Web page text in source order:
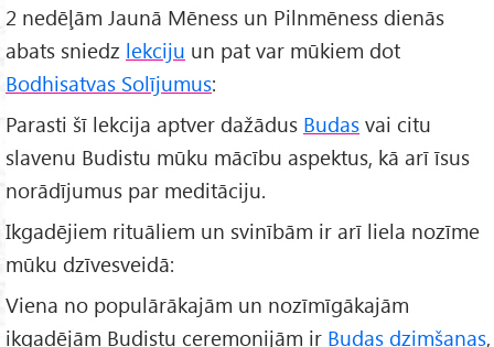
2 nedēļām Jaunā Mēness un Pilnmēness dienās
abats sniedz lekciju un pat var mūkiem dot
Bodhisatvas Solījumus:
Parasti šī lekcija aptver dažādus Budas vai citu
slavenu Budistu mūku mācību aspektus, kā arī īsus
norādījumus par meditāciju.
Ikgadējiem rituāliem un svinībām ir arī liela nozīme
mūku dzīvesveidā:
Viena no populārākajām un nozīmīgākajām
ikgadējām Budistu ceremonijām ir Budas dzimšanas,